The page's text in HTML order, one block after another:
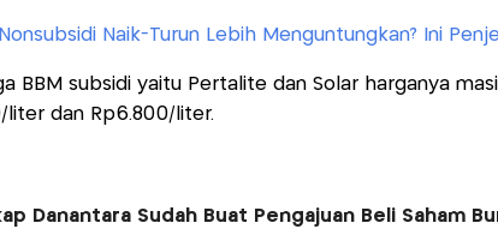
Naik-Turun Lebih Menguntungkan? Ini
BBM subsidi yaitu Pertalite dan Solar harganya
dan Rp6.800/liter.
Danantara Sudah Buat Pengajuan Beli Saham